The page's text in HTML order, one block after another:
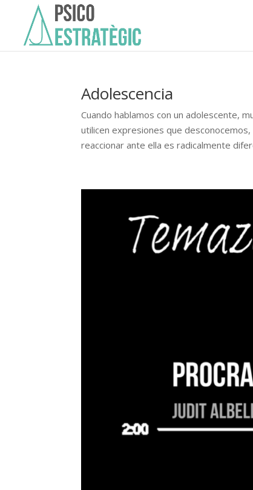
Adolescencia
Cuando hablamos con un adolescente,
utilicen expresiones que
reaccionar ante ella es radicalmente